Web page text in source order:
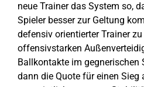
neue Trainer das System so,
Spieler besser zur Geltung
defensiv orientierter Trainer
offensivstarken
Ballkontakte im
dann die Quote für einen Sieg